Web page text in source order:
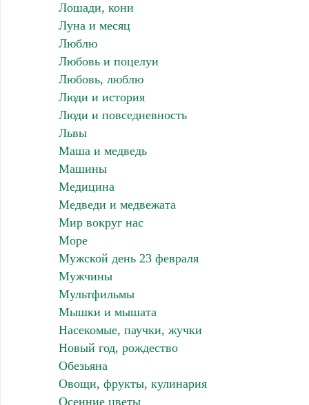
Лошади, кони
Луна и месяц
Люблю
Любовь и поцелуи
Любовь, люблю
Люди и история
Люди и повседневность
Львы
Маша и медведь
Машины
Медицина
Медведи и медвежата
Мир вокруг нас
Море
Мужской день 23 февраля
Мужчины
Мультфильмы
Мышки и мышата
Насекомые, паучки, жучки
Новый год, рождество
Обезьяна
Овощи, фрукты, кулинария
Осенние цветы